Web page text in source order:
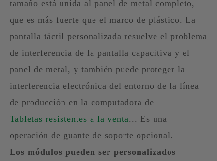
tamaño está unida al panel de metal completo,
que es más fuerte que el marco de plástico. La
pantalla táctil personalizada resuelve el problema
de interferencia de la pantalla capacitiva y el
panel de metal, y también puede proteger la
interferencia electrónica del entorno de la línea
de producción en la computadora de
Tabletas resistentes a la venta... Es una
operación de guante de soporte opcional.
Los módulos pueden ser personalizados